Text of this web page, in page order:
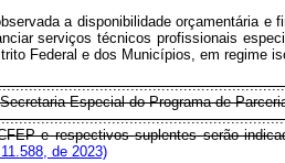
a disponibilidade orçamentária e
serviços técnicos profissionais
Federal e dos Municípios, em regime
Especial do Programa de
e respectivos suplentes serão
de 2023)